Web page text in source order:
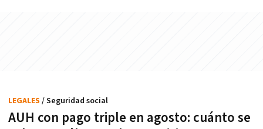
AUH con pago triple en agosto: cuánto se
LEGALES / Seguridad social